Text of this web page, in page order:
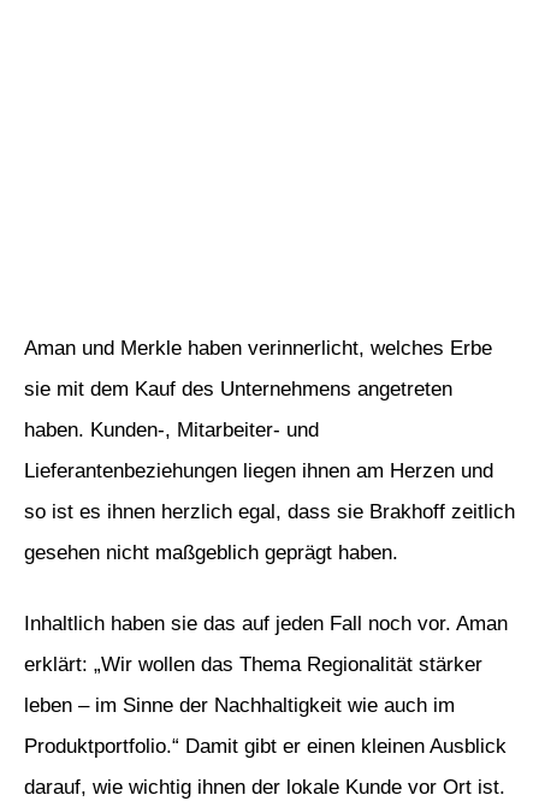
Aman und Merkle haben verinnerlicht, welches Erbe
sie mit dem Kauf des Unternehmens angetreten
haben. Kunden-, Mitarbeiter- und
Lieferantenbeziehungen liegen ihnen am Herzen und
so ist es ihnen herzlich egal, dass sie Brakhoff zeitlich
gesehen nicht maßgeblich geprägt haben.
Inhaltlich haben sie das auf jeden Fall noch vor. Aman
erklärt: „Wir wollen das Thema Regionalität stärker
leben – im Sinne der Nachhaltigkeit wie auch im
Produktportfolio.“ Damit gibt er einen kleinen Ausblick
darauf, wie wichtig ihnen der lokale Kunde vor Ort ist.